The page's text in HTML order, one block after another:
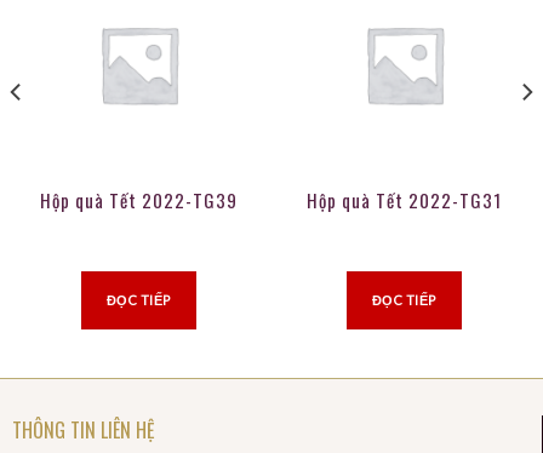
Hộp quà Tết 2022-TG39
ĐỌC TIẾP
Hộp quà Tết 2022-TG31
ĐỌC TIẾP
THÔNG TIN LIÊN HỆ